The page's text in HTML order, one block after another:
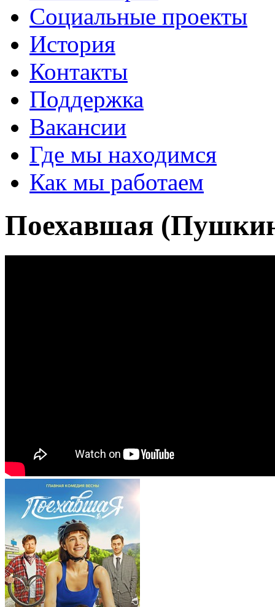
Социальные проекты
История
Контакты
Поддержка
Вакансии
Где мы находимся
Как мы работаем
Поехавшая